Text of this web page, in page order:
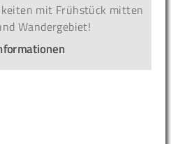
mit Frühstück mitten
Wandergebiet!